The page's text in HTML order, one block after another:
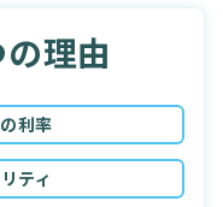
理由
利率
ティ